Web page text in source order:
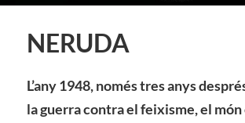
NERUDA
L’any 1948, només tres anys
la guerra contra el feixisme, el